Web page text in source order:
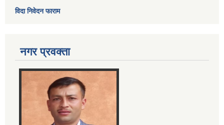
विदा निवेदन फाराम
नगर प्रवक्ता